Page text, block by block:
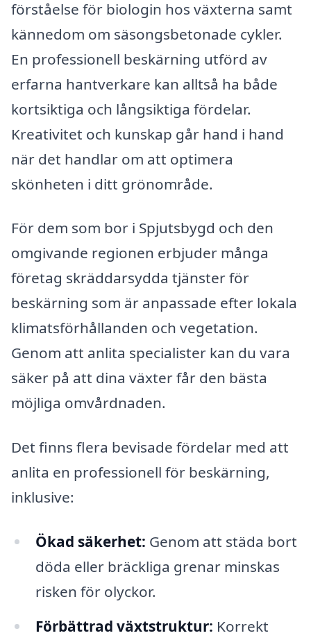
förståelse för biologin hos växterna samt
kännedom om säsongsbetonade cykler.
En professionell beskärning utförd av
erfarna hantverkare kan alltså ha både
kortsiktiga och långsiktiga fördelar.
Kreativitet och kunskap går hand i hand
när det handlar om att optimera
skönheten i ditt grönområde.
För dem som bor i Spjutsbygd och den
omgivande regionen erbjuder många
företag skräddarsydda tjänster för
beskärning som är anpassade efter lokala
klimatsförhållanden och vegetation.
Genom att anlita specialister kan du vara
säker på att dina växter får den bästa
möjliga omvårdnaden.
Det finns flera bevisade fördelar med att
anlita en professionell för beskärning,
inklusive:
Ökad säkerhet: Genom att städa bort
döda eller bräckliga grenar minskas
risken för olyckor.
Förbättrad växtstruktur: Korrekt